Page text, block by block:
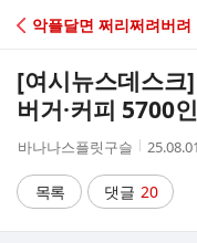
C
A
악플달면 쩌리쩌려버려
[여시뉴스데스크]
버거·커피 5700
작
자
바나나스플릿구슬
작
시
간
25.08.01
목록 댓글 20